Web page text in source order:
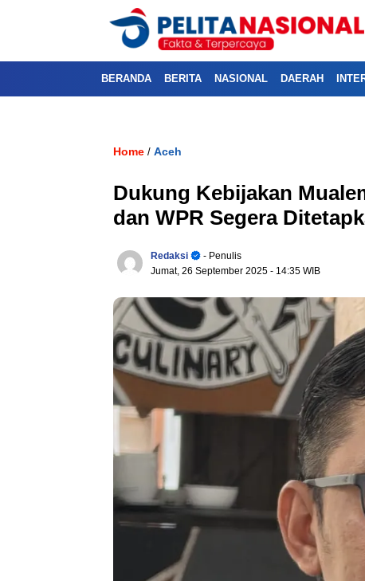
BERANDA BERITA NASIONAL DAERAH
Home / Aceh
Dukung Kebijakan
dan WPR Segera
Redaksi
- Penulis
Jumat, 26 September 2025 - 14:35 WIB